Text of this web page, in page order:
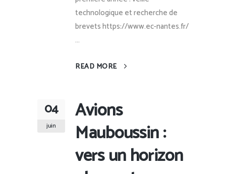
technologique et recherche de
brevets https://www.ec-nantes.fr/
...
READ MORE
04
juin
Avions
Mauboussin :
vers un horizon